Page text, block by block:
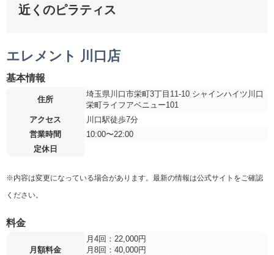
近くのピラティス
エレメント 川口店
基本情報
住所
埼玉県川口市栄町3丁目11-10 シャインハイツ川口
栄町ライフアベニュー101
アクセス
川口駅徒歩7分
営業時間
10:00〜22:00
定休日
※内容は変更になっている場合があります。最新の情報は公式サイトをご確認
ください。
料金
月額料金
月4回：22,000円
月8回：40,000円